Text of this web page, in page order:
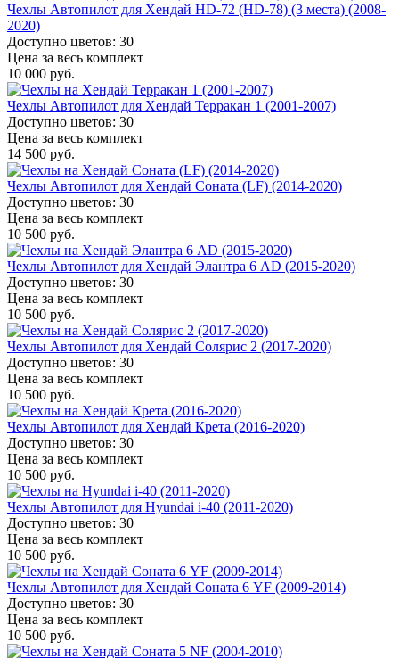
Чехлы Автопилот для Хендай HD-72 (HD-78) (3 места) (2008-
2020)
Доступно цветов: 30
Цена за весь комплект
10 000 руб.
Чехлы Автопилот для Хендай Терракан 1 (2001-2007)
Доступно цветов: 30
Цена за весь комплект
14 500 руб.
Чехлы Автопилот для Хендай Соната (LF) (2014-2020)
Доступно цветов: 30
Цена за весь комплект
10 500 руб.
Чехлы Автопилот для Хендай Элантра 6 AD (2015-2020)
Доступно цветов: 30
Цена за весь комплект
10 500 руб.
Чехлы Автопилот для Хендай Солярис 2 (2017-2020)
Доступно цветов: 30
Цена за весь комплект
10 500 руб.
Чехлы Автопилот для Хендай Крета (2016-2020)
Доступно цветов: 30
Цена за весь комплект
10 500 руб.
Чехлы Автопилот для Hyundai i-40 (2011-2020)
Доступно цветов: 30
Цена за весь комплект
10 500 руб.
Чехлы Автопилот для Хендай Соната 6 YF (2009-2014)
Доступно цветов: 30
Цена за весь комплект
10 500 руб.